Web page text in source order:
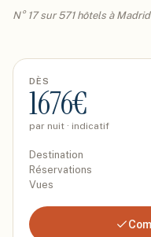
N° 17 sur 571 hôtels à Madrid
DÈS
1676€
par nuit · indicatif
Destination
Réservations
Vues